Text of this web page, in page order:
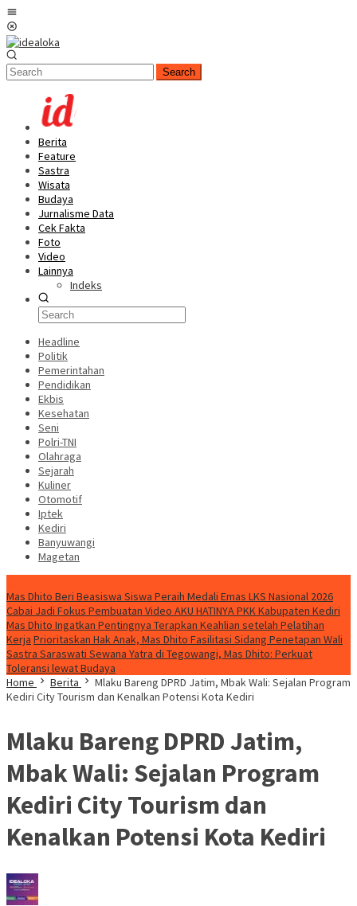
Skip
to
content
Search
Berita
Feature
Sastra
Wisata
Budaya
Jurnalisme Data
Cek Fakta
Foto
Video
Lainnya
Indeks
Headline
Politik
Pemerintahan
Pendidikan
Ekbis
Kesehatan
Seni
Polri-TNI
Olahraga
Sejarah
Kuliner
Otomotif
Iptek
Kediri
Banyuwangi
Magetan
Mas Dhito Beri Beasiswa Siswa Peraih Medali Emas LKS Nasional 2026
Cabai Jadi Fokus Pembuatan Video AKU HATINYA PKK Kabupaten Kediri
Mas Dhito Ingatkan Pentingnya Terapkan Keahlian setelah Pelatihan
Kerja Prioritaskan Hak Anak, Mas Dhito Fasilitasi Sidang Penetapan Wali
Sastra Saraswati Sewana Yatra di Tegowangi, Mas Dhito: Perkuat
Toleransi lewat Budaya
Home
Berita
Mlaku Bareng DPRD Jatim, Mbak Wali: Sejalan Program
Kediri City Tourism dan Kenalkan Potensi Kota Kediri
Mlaku Bareng DPRD Jatim,
Mbak Wali: Sejalan Program
Kediri City Tourism dan
Kenalkan Potensi Kota Kediri